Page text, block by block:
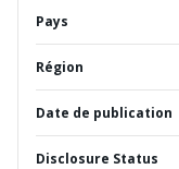
Pays
Région
Date de publication
Disclosure Status